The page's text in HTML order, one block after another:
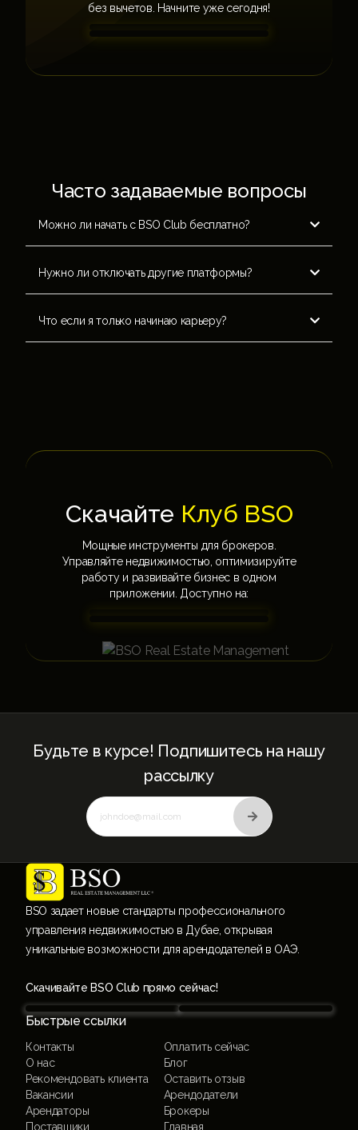
без вычетов. Начните уже сегодня!
Часто задаваемые вопросы
Можно ли начать с BSO Club бесплатно? 
Нужно ли отключать другие платформы? 
Что если я только начинаю карьеру? 
Скачайте Клуб BSO
Мощные инструменты для брокеров.
Управляйте недвижимостью, оптимизируйте
работу и развивайте бизнес в одном
приложении. Доступно на:
BSO задает новые стандарты профессионального
управления недвижимостью в Дубае, открывая
уникальные возможности для арендодателей в ОАЭ.
Скачивайте BSO Club прямо сейчас!
Быстрые ссылки
Контакты
Оплатить сейчас
О нас
Блог
Рекомендовать клиента
Оставить отзыв
Вакансии
Арендодатели
Арендаторы
Брокеры
Поставщики
Главная
Будьте в курсе! Подпишитесь на нашу
рассылку